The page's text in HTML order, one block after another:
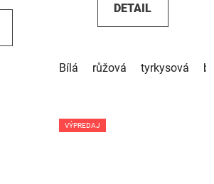
DETAIL
Bílá růžová tyrkysová
VÝPREDAJ